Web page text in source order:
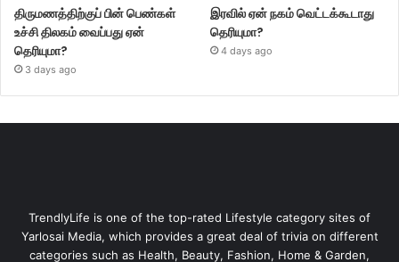
திருமணத்திற்குப் பின் பெண்கள்
உச்சி திலகம் வைப்பது ஏன்
தெரியுமா?
3 days ago
இரவில் ஏன் நகம் வெட்டக்கூடாது
தெரியுமா?
4 days ago
TrendlyLife is one of the top-rated Lifestyle category sites of
Yarlosai Media, which provides a great deal of trivia on different
categories such as Health, Beauty, Fashion, Home & Garden,